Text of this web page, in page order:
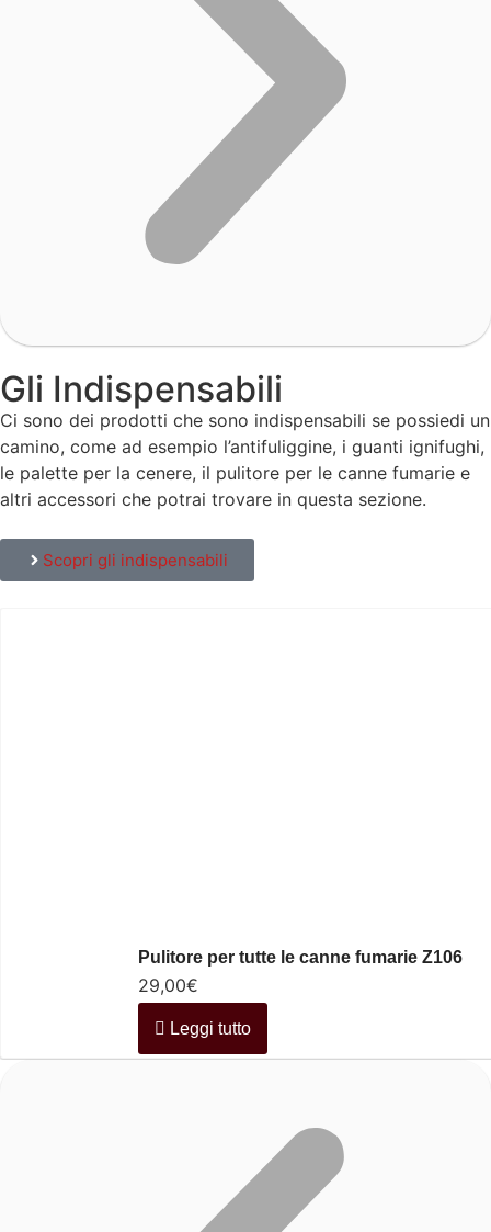
Gli Indispensabili
Ci sono dei prodotti che sono indispensabili se possiedi un
camino, come ad esempio l’antifuliggine, i guanti ignifughi,
le palette per la cenere, il pulitore per le canne fumarie e
altri accessori che potrai trovare in questa sezione.
Scopri gli indispensabili
Pulitore per tutte le canne fumarie Z106
29,00€
Leggi tutto